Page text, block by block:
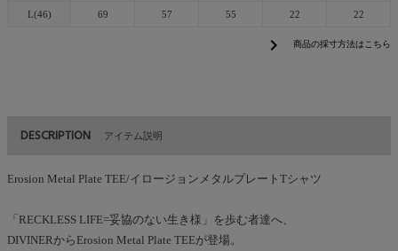
L(46) 69 57 55 22 22
chevron_right 商品の採寸方法はこちら
DESCRIPTION アイテム説明
Erosion Metal Plate TEE/イロージョンメタルプレートTシャツ
「RECKLESS LIFE=妥協のない生き様」を歩む者達へ、
DIVINERからErosion Metal Plate TEEが登場。